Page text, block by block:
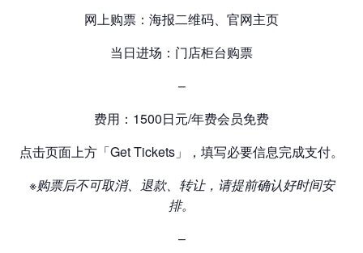
网上购票：海报二维码、官网主页
当日进场：门店柜台购票
–
费用：1500日元/年费会员免费
点击页面上方「Get Tickets」，填写必要信息完成支付。
※购票后不可取消、退款、转让，请提前确认好时间安
排。
–